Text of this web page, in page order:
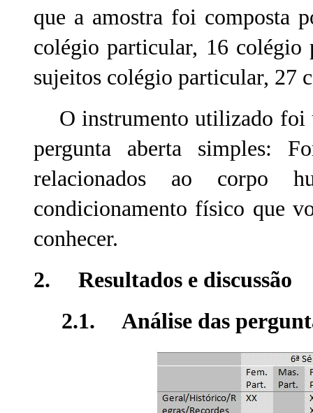
que a amostra foi composta
colégio particular, 16 colégio
sujeitos colégio particular, 27
O instrumento utilizado foi
pergunta aberta simples:
relacionados ao corpo
condicionamento físico que
conhecer.
2. Resultados e discussão
2.1. Análise das